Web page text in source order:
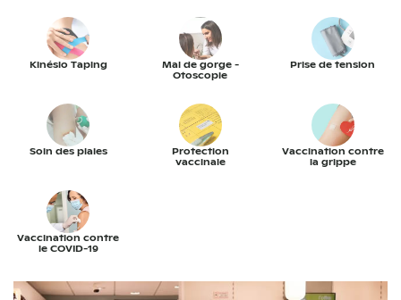
Kinésio Taping
Mal de gorge -
Otoscopie
Prise de tension
Soin des plaies
Protection
vaccinale
Vaccination contre
la grippe
Vaccination contre
le COVID-19